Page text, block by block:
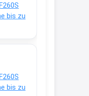
bis zu
bis zu
es keine
/ wurde